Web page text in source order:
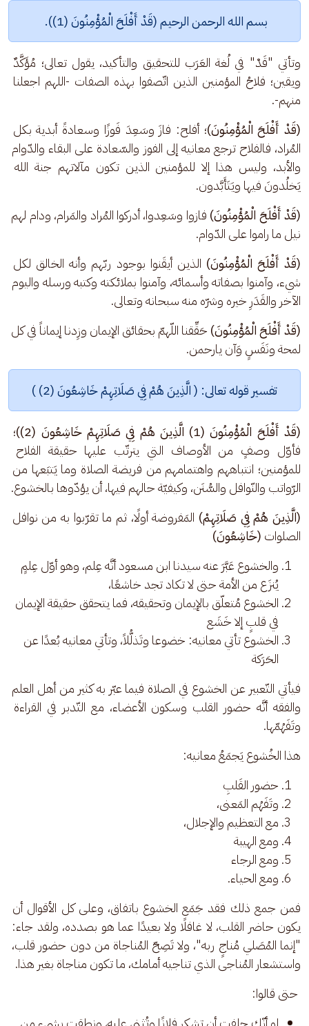
بسم الله الرحمن الرحيم (قَدْ أَفْلَحَ الْمُؤْمِنُونَ (1)).
وتأتي "قَدْ" في لُغة العَرَب للتحقيق والتأكيد، يقول تعالى؛ مُؤَكَّدٌ
ويقين؛ فلاحُ المؤمنين الذين اتّصفوا بهذه الصفات -اللهم اجعلنا
منهم-.
(قَدْ أَفْلَحَ الْمُؤْمِنُونَ)؛ أفلح: فازَ وسَعِدَ فَوزًا وسعادةً أبدية بكل
المُراد، فالفلاح ترجع معانيه إلى الفوز والسّعادة على البقاء والدّوام
والأبد، وليس هذا إلا للمؤمنين الذين تكون مآلاتهم جنة الله
يَخلُدونَ فيها ويَتَأَبَّدون.
(قَدْ أَفْلَحَ الْمُؤْمِنُونَ) فازوا وسَعِدوا، أدركوا المُراد والمَرام، ودام لهم
نيل ما راموا على الدّوام.
(قَدْ أَفْلَحَ الْمُؤْمِنُونَ) الذين أيقَنوا بوجود ربّهم وأنه الخالق لكل
شيء، وآمنوا بصفاته وأسمائه، وآمنوا بملائكته وكتبه ورسله واليوم
الآخر والقَدَرِ خيره وشرّه منه سبحانه وتعالى.
(قَدْ أَفْلَحَ الْمُؤْمِنُونَ) حَقِّقنا اللّهمّ بحقائق الإيمان وزِدنا إيماناً في كل
لمحة ونَفَسٍ وَآن يارحمن.
تفسير قوله تعالى: ( الَّذِينَ هُمْ فِي صَلَاتِهِمْ خَاشِعُونَ (2) )
(قَدْ أَفْلَحَ الْمُؤْمِنُونَ (1) الَّذِينَ هُمْ فِي صَلَاتِهِمْ خَاشِعُونَ (2))
؛
فأوّل وصفٍ من الأوصاف التي يترتّب عليها حقيقة الفلاح
للمؤمنين؛ انتباههم واهتمامهم من فريضة الصلاة وما يَتبَعها من
الرّواتب والنّوافل والسُّنَن، وكيفيّة حالهم فيها، أن يؤدّوها بالخشوع.
(الَّذِينَ هُمْ فِي صَلَاتِهِمْ) المَفروضة أولًا، ثم ما تقرّبوا به من نوافل
الصلوات (خَاشِعُونَ)
والخشوع عَبَّرَ عنه سيدنا ابن مسعود أنَّه عِلم، وهو أوّل عِلمٍ
يُنزَع من الأمة حتى لا تكاد تجد خاشعًا،
الخشوع مُتعلّق بالإيمان وتحقيقه، فما يتحقق حقيقة الإيمان
في قلبٍ إلا خَشَع
الخشوع تأتي معانيه: خضوعا وتَذلُّلاً، وتأتي معانيه بُعدًا عن
الحَرَكة
فيأتي التّعبير عن الخشوع في الصلاة فيما عبّر به كثير من أهل العلم
والفقه أنَّه حضور القلب وسكون الأعضاء، مع التّدبر في القراءة
وتَفَهُمّها.
هذا الخُشوع يَجمَعُ معانيه:
حضور القَلبِ
وتَفَهُم المَعنى،
مع التعظيم والإجلال،
ومع الهيبة
ومع الرجاء
ومع الحياء.
فمن جمع ذلك فقد جَمَع الخشوع باتفاق، وعلى كل الأقوال أن
يكون حاضر القلب، لا غافلًا ولا بعيدًا عما هو بصدده، ولقد جاء:
"إنما المُصَلي مُناجٍ ربه"، ولا تَصِحّ المُناجاة من دون حضور قلب،
واستشعار المُناجى الذي تناجيه أمامك، ما تكون مناجاة بغير هذا.
حتى قالوا: